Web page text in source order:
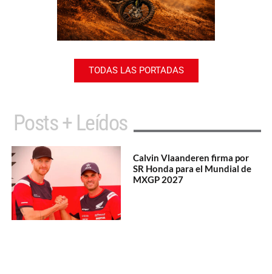
TODAS LAS PORTADAS
Posts + Leídos
Calvin Vlaanderen firma por
SR Honda para el Mundial de
MXGP 2027